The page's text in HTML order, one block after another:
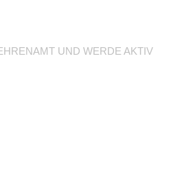
UND WERDE AKTIV